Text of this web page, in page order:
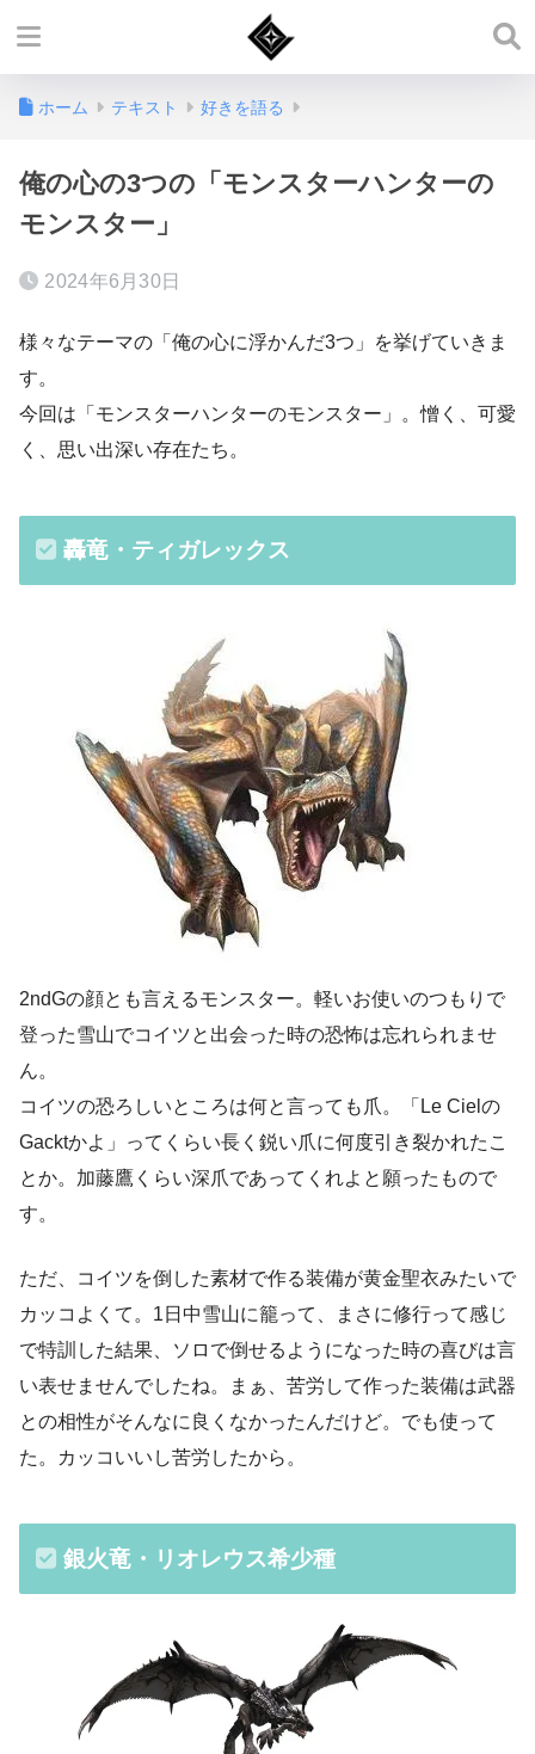
ホーム テキスト 好きを語る
俺の心の3つの「モンスターハンターの
モンスター」
2024年6月30日
様々なテーマの「俺の心に浮かんだ3つ」を挙げていきま
す。
今回は「モンスターハンターのモンスター」。憎く、可愛
く、思い出深い存在たち。
轟竜・ティガレックス
2ndGの顔とも言えるモンスター。軽いお使いのつもりで
登った雪山でコイツと出会った時の恐怖は忘れられませ
ん。
コイツの恐ろしいところは何と言っても爪。「Le Cielの
Gacktかよ」ってくらい長く鋭い爪に何度引き裂かれたこ
とか。加藤鷹くらい深爪であってくれよと願ったもので
す。
ただ、コイツを倒した素材で作る装備が黄金聖衣みたいで
カッコよくて。1日中雪山に籠って、まさに修行って感じ
で特訓した結果、ソロで倒せるようになった時の喜びは言
い表せませんでしたね。まぁ、苦労して作った装備は武器
との相性がそんなに良くなかったんだけど。でも使って
た。カッコいいし苦労したから。
銀火竜・リオレウス希少種